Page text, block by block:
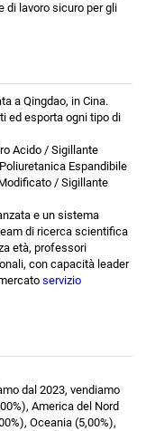
di lavoro sicuro per gli
a Qingdao, in Cina.
ed esporta ogni tipo di
Acido / Sigillante
Espandibile
/ Sigillante
e un sistema
di ricerca scientifica
età, professori
con capacità leader
servizio
dal 2023, vendiamo
America del Nord
Oceania (5,00%),